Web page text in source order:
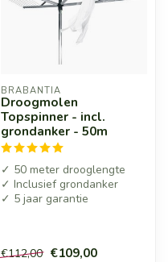
BRABANTIA
Droogmolen
Topspinner - incl.
grondanker - 50m
✓ 50 meter drooglengte
✓ Inclusief grondanker
✓ 5 jaar garantie
€112,00 €109,00